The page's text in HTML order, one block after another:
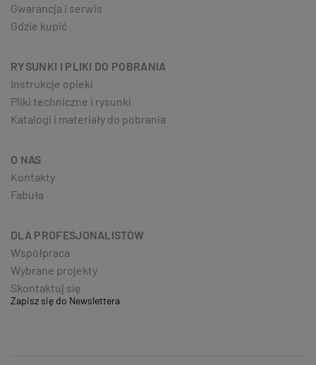
Gwarancja i serwis
Gdzie kupić
RYSUNKI I PLIKI DO POBRANIA
Instrukcje opieki
Pliki techniczne i rysunki
Katalogi i materiały do pobrania
O NAS
Kontakty
Fabuła
DLA PROFESJONALISTÓW
Współpraca
Wybrane projekty
Skontaktuj się
Zapisz się do Newslettera